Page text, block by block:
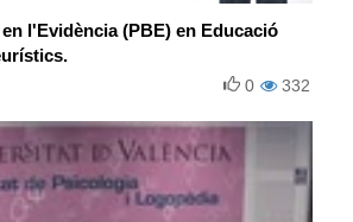
l'Evidència (PBE) en Educació
332
0